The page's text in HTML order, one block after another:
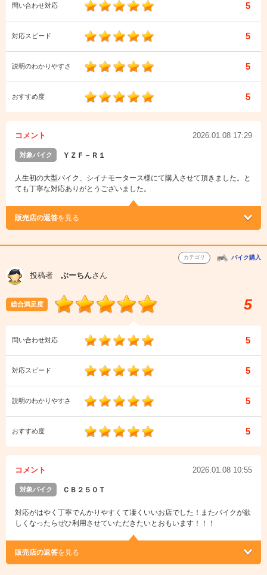
問い合わせ対応 5
対応スピード 5
説明のわかりやすさ 5
おすすめ度 5
コメント 2026.01.08 17:29
対象バイク ＹＺＦ－Ｒ１
人生初の大型バイク、シイナモータース様にて購入させて頂きました。と
ても丁寧な対応ありがとうございました。
販売店の返答を見る
カテゴリ バイク購入
投稿者 ぶーちんさん
総合満足度 5
問い合わせ対応 5
対応スピード 5
説明のわかりやすさ 5
おすすめ度 5
コメント 2026.01.08 10:55
対象バイク ＣＢ２５０Ｔ
対応がはやく丁寧でんかりやすくて凄くいいお店でした！またバイクが欲
しくなったらぜひ利用させていただきたいとおもいます！！！
販売店の返答を見る